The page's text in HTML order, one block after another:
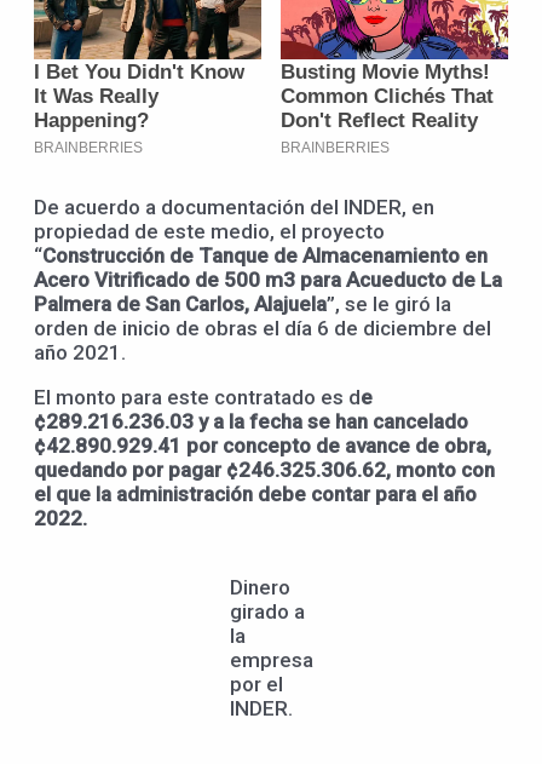
De acuerdo a documentación del INDER, en
propiedad de este medio, el proyecto
“Construcción de Tanque de Almacenamiento en
Acero Vitrificado de 500 m3 para Acueducto de La
Palmera de San Carlos, Alajuela”, se le giró la
orden de inicio de obras el día 6 de diciembre del
año 2021.
El monto para este contratado es de
¢289.216.236.03 y a la fecha se han cancelado
¢42.890.929.41 por concepto de avance de obra,
quedando por pagar ¢246.325.306.62, monto con
el que la administración debe contar para el año
2022.
Dinero
girado a
la
empresa
por el
INDER.